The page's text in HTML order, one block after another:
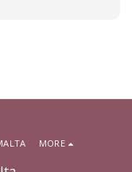
MORE